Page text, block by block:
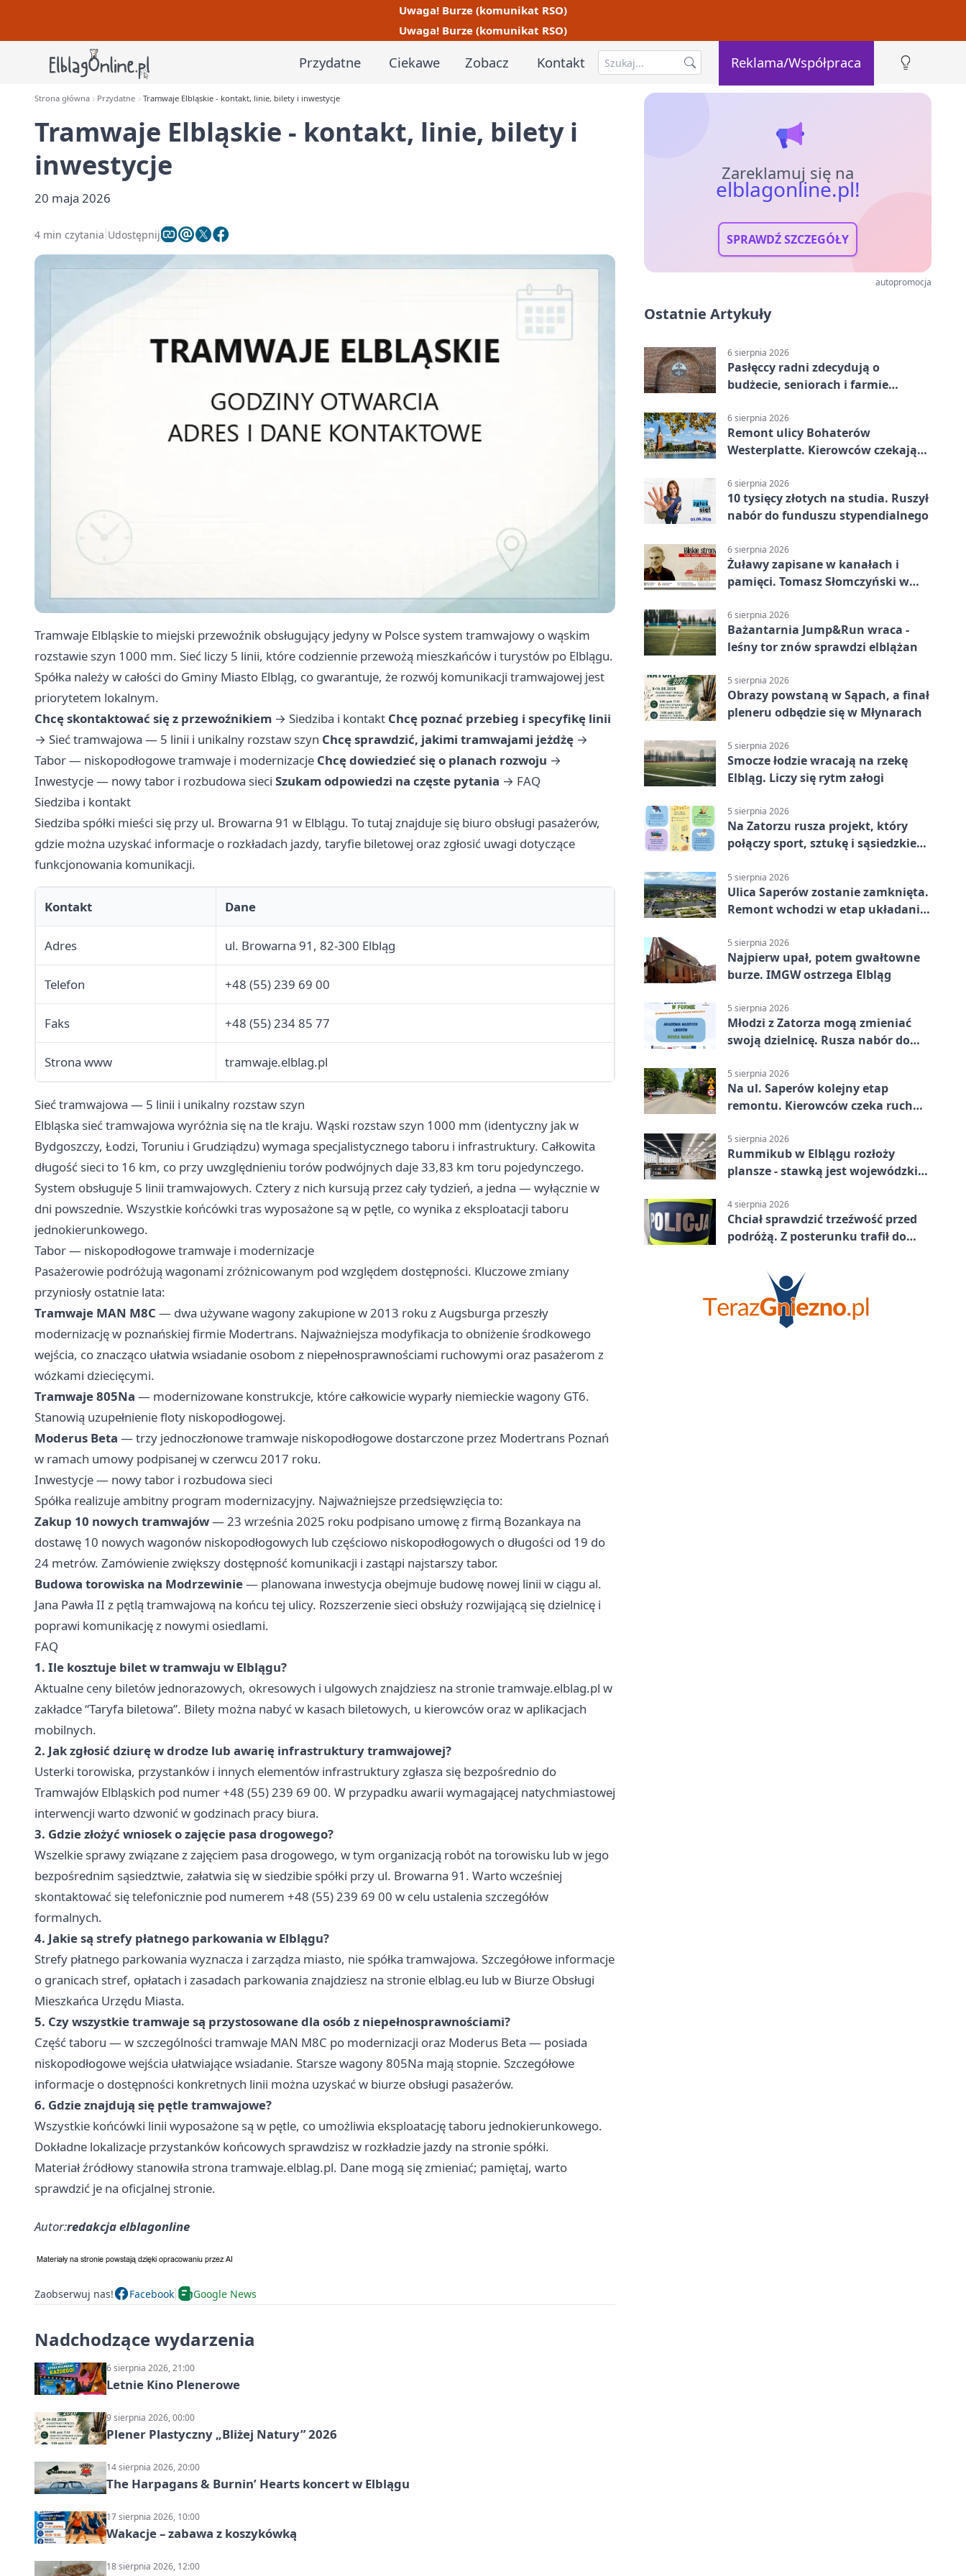
Uwaga! Burze (komunikat RSO)
Uwaga! Burze (komunikat RSO)
Przydatne Ciekawe Zobacz Kontakt Reklama/Współpraca
Strona główna Przydatne Tramwaje Elbląskie - kontakt, linie, bilety i inwestycje
Tramwaje Elbląskie - kontakt, linie, bilety i
inwestycje
20 maja 2026
4 min czytania Udostępnij
Tramwaje Elbląskie to miejski przewoźnik obsługujący jedyny w Polsce system tramwajowy o wąskim
rozstawie szyn 1000 mm. Sieć liczy 5 linii, które codziennie przewożą mieszkańców i turystów po Elblągu.
Spółka należy w całości do Gminy Miasto Elbląg, co gwarantuje, że rozwój komunikacji tramwajowej jest
priorytetem lokalnym.
Chcę skontaktować się z przewoźnikiem → Siedziba i kontakt Chcę poznać przebieg i specyfikę linii
→ Sieć tramwajowa — 5 linii i unikalny rozstaw szyn Chcę sprawdzić, jakimi tramwajami jeżdżę →
Tabor — niskopodłogowe tramwaje i modernizacje Chcę dowiedzieć się o planach rozwoju →
Inwestycje — nowy tabor i rozbudowa sieci Szukam odpowiedzi na częste pytania → FAQ
Siedziba i kontakt
Siedziba spółki mieści się przy ul. Browarna 91 w Elblągu. To tutaj znajduje się biuro obsługi pasażerów,
gdzie można uzyskać informacje o rozkładach jazdy, taryfie biletowej oraz zgłosić uwagi dotyczące
funkcjonowania komunikacji.
Kontakt Dane
Adres ul. Browarna 91, 82-300 Elbląg
Telefon +48 (55) 239 69 00
Faks +48 (55) 234 85 77
Strona www tramwaje.elblag.pl
Sieć tramwajowa — 5 linii i unikalny rozstaw szyn
Elbląska sieć tramwajowa wyróżnia się na tle kraju. Wąski rozstaw szyn 1000 mm (identyczny jak w
Bydgoszczy, Łodzi, Toruniu i Grudziądzu) wymaga specjalistycznego taboru i infrastruktury. Całkowita
długość sieci to 16 km, co przy uwzględnieniu torów podwójnych daje 33,83 km toru pojedynczego.
System obsługuje 5 linii tramwajowych. Cztery z nich kursują przez cały tydzień, a jedna — wyłącznie w
dni powszednie. Wszystkie końcówki tras wyposażone są w pętle, co wynika z eksploatacji taboru
jednokierunkowego.
Tabor — niskopodłogowe tramwaje i modernizacje
Pasażerowie podróżują wagonami zróżnicowanym pod względem dostępności. Kluczowe zmiany
przyniosły ostatnie lata:
Tramwaje MAN M8C — dwa używane wagony zakupione w 2013 roku z Augsburga przeszły
modernizację w poznańskiej firmie Modertrans. Najważniejsza modyfikacja to obniżenie środkowego
wejścia, co znacząco ułatwia wsiadanie osobom z niepełnosprawnościami ruchowymi oraz pasażerom z
wózkami dziecięcymi.
Tramwaje 805Na — modernizowane konstrukcje, które całkowicie wyparły niemieckie wagony GT6.
Stanowią uzupełnienie floty niskopodłogowej.
Moderus Beta — trzy jednoczłonowe tramwaje niskopodłogowe dostarczone przez Modertrans Poznań
w ramach umowy podpisanej w czerwcu 2017 roku.
Inwestycje — nowy tabor i rozbudowa sieci
Spółka realizuje ambitny program modernizacyjny. Najważniejsze przedsięwzięcia to:
Zakup 10 nowych tramwajów— 23 września 2025 roku podpisano umowę z firmą Bozankaya na
dostawę 10 nowych wagonów niskopodłogowych lub częściowo niskopodłogowych o długości od 19 do
24 metrów. Zamówienie zwiększy dostępność komunikacji i zastąpi najstarszy tabor.
Budowa torowiska na Modrzewinie— planowana inwestycja obejmuje budowę nowej linii w ciągu al.
Jana Pawła II z pętlą tramwajową na końcu tej ulicy. Rozszerzenie sieci obsłuży rozwijającą się dzielnicę i
poprawi komunikację z nowymi osiedlami.
FAQ
1. Ile kosztuje bilet w tramwaju w Elblągu?
Aktualne ceny biletów jednorazowych, okresowych i ulgowych znajdziesz na stronie tramwaje.elblag.pl w
zakładce “Taryfa biletowa”. Bilety można nabyć w kasach biletowych, u kierowców oraz w aplikacjach
mobilnych.
2. Jak zgłosić dziurę w drodze lub awarię infrastruktury tramwajowej?
Usterki torowiska, przystanków i innych elementów infrastruktury zgłasza się bezpośrednio do
Tramwajów Elbląskich pod numer +48 (55) 239 69 00. W przypadku awarii wymagającej natychmiastowej
interwencji warto dzwonić w godzinach pracy biura.
3. Gdzie złożyć wniosek o zajęcie pasa drogowego?
Wszelkie sprawy związane z zajęciem pasa drogowego, w tym organizacją robót na torowisku lub w jego
bezpośrednim sąsiedztwie, załatwia się w siedzibie spółki przy ul. Browarna 91. Warto wcześniej
skontaktować się telefonicznie pod numerem +48 (55) 239 69 00 w celu ustalenia szczegółów
formalnych.
4. Jakie są strefy płatnego parkowania w Elblągu?
Strefy płatnego parkowania wyznacza i zarządza miasto, nie spółka tramwajowa. Szczegółowe informacje
o granicach stref, opłatach i zasadach parkowania znajdziesz na stronie elblag.eu lub w Biurze Obsługi
Mieszkańca Urzędu Miasta.
5. Czy wszystkie tramwaje są przystosowane dla osób z niepełnosprawnościami?
Część taboru — w szczególności tramwaje MAN M8C po modernizacji oraz Moderus Beta — posiada
niskopodłogowe wejścia ułatwiające wsiadanie. Starsze wagony 805Na mają stopnie. Szczegółowe
informacje o dostępności konkretnych linii można uzyskać w biurze obsługi pasażerów.
6. Gdzie znajdują się pętle tramwajowe?
Wszystkie końcówki linii wyposażone są w pętle, co umożliwia eksploatację taboru jednokierunkowego.
Dokładne lokalizacje przystanków końcowych sprawdzisz w rozkładzie jazdy na stronie spółki.
Materiał źródłowy stanowiła strona tramwaje.elblag.pl. Dane mogą się zmieniać; pamiętaj, warto
sprawdzić je na oficjalnej stronie.
Autor:redakcja elblagonline
Zaobserwuj nas! Facebook Google News
Nadchodzące wydarzenia
6 sierpnia 2026, 21:00
Letnie Kino Plenerowe
9 sierpnia 2026, 00:00
Plener Plastyczny „Bliżej Natury” 2026
14 sierpnia 2026, 20:00
The Harpagans & Burnin’ Hearts koncert w Elblągu
17 sierpnia 2026, 10:00
Wakacje – zabawa z koszykówką
18 sierpnia 2026, 12:00
Zareklamuj się na
elblagonline.pl!
SPRAWDŹ SZCZEGÓŁY
autopromocja
Ostatnie Artykuły
6 sierpnia 2026
Pasłęccy radni zdecydują o
budżecie, seniorach i farmie
6 sierpnia 2026
Remont ulicy Bohaterów
Westerplatte. Kierowców czekają
6 sierpnia 2026
10 tysięcy złotych na studia. Ruszył
nabór do funduszu stypendialnego
6 sierpnia 2026
Żuławy zapisane w kanałach i
pamięci. Tomasz Słomczyński w
6 sierpnia 2026
Bażantarnia Jump&Run wraca -
leśny tor znów sprawdzi elblążan
5 sierpnia 2026
Obrazy powstaną w Sąpach, a finał
pleneru odbędzie się w Młynarach
5 sierpnia 2026
Smocze łodzie wracają na rzekę
Elbląg. Liczy się rytm załogi
5 sierpnia 2026
Na Zatorzu rusza projekt, który
połączy sport, sztukę i sąsiedzkie
5 sierpnia 2026
Ulica Saperów zostanie zamknięta.
Remont wchodzi w etap układania
5 sierpnia 2026
Najpierw upał, potem gwałtowne
burze. IMGW ostrzega Elbląg
5 sierpnia 2026
Młodzi z Zatorza mogą zmieniać
swoją dzielnicę. Rusza nabór do
5 sierpnia 2026
Na ul. Saperów kolejny etap
remontu. Kierowców czeka ruch
5 sierpnia 2026
Rummikub w Elblągu rozłoży
plansze - stawką jest wojewódzki
4 sierpnia 2026
Chciał sprawdzić trzeźwość przed
podróżą. Z posterunku trafił do